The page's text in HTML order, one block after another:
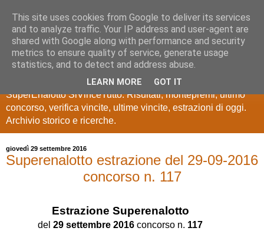
Estrazioni Lotto
SuperEnalotto
Ultime estrazioni di Lotto, SuperEnalotto, 10 e lotto,
SuperEnalotto SiVinceTutto. Risultati, montepremi, ultimo
concorso, verifica vincite, ultime vincite, estrazioni di oggi.
Archivio storico e ricerche.
giovedì 29 settembre 2016
Superenalotto estrazione del 29-09-2016
concorso n. 117
Estrazione Superenalotto
del 29 settembre 2016 concorso n. 117
This site uses cookies from Google to deliver its services
and to analyze traffic. Your IP address and user-agent are
shared with Google along with performance and security
metrics to ensure quality of service, generate usage
statistics, and to detect and address abuse.
LEARN MORE GOT IT